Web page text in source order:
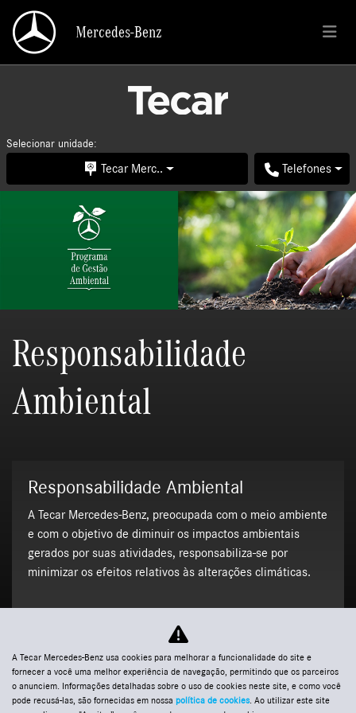
Mercedes-Benz
Selecionar unidade:
Tecar Merc.. Telefones
Responsabilidade
Ambiental
Responsabilidade Ambiental
A Tecar Mercedes-Benz, preocupada com o meio ambiente
e com o objetivo de diminuir os impactos ambientais
gerados por suas atividades, responsabiliza-se por
minimizar os efeitos relativos às alterações climáticas.
Mercedes-Benz
A Tecar Mercedes-Benz usa cookies para melhorar a funcionalidade do site e
fornecer a você uma melhor experiência de navegação, permitindo que os parceiros
o anunciem. Informações detalhadas sobre o uso de cookies neste site, e como você
pode recusá-las, são fornecidas em nossa política de cookies. Ao utilizar este site